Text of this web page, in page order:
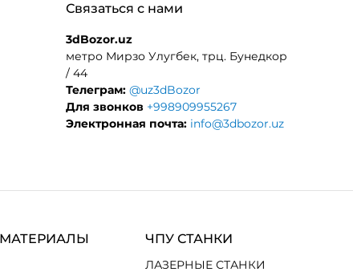
Связаться с нами
3dBozor.uz
метро Мирзо Улугбек, трц. Бунедкор
/ 44
Телеграм: @uz3dBozor
Для звонков +998909955267
Электронная почта: info@3dbozor.uz
ЧПУ СТАНКИ
ЛАЗЕРНЫЕ СТАНКИ